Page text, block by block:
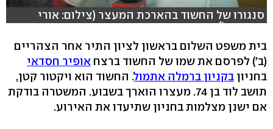
סנגורו של החשוד בהארכת המעצר (צילום: אורי
דוידוביץ')
בית משפט השלום בראשון לציון התיר אחר הצהריים
(ב') לפרסם את שמו של החשוד ברצח אופיר חסדאי
בחניון בקניון ברמלה אתמול. החשוד הוא ויקטור קטן,
תושב לוד בן 74. מעצרו הוארך בשבוע. המשטרה בודקת
אם ישנן מצלמות בחניון שתיעדו את האירוע.